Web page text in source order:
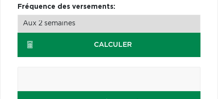
Fréquence des versements:
CALCULER